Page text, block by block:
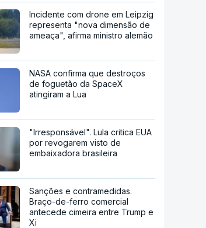
Incidente com drone em Leipzig
representa "nova dimensão de
ameaça", afirma ministro alemão
NASA confirma que destroços
de foguetão da SpaceX
atingiram a Lua
"Irresponsável". Lula critica EUA
por revogarem visto de
embaixadora brasileira
Sanções e contramedidas.
Braço-de-ferro comercial
antecede cimeira entre Trump e
Xi